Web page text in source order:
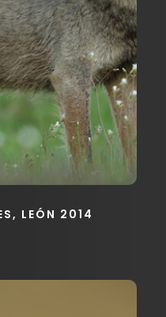
LEÓN 2014